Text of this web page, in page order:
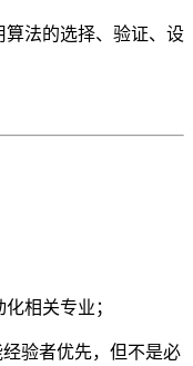
法的选择、验证、设
相关专业；
验者优先，但不是必